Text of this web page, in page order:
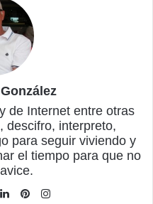
de Internet entre otras
descifro, interpreto,
para seguir viviendo y
el tiempo para que no
X LinkedInPinterest